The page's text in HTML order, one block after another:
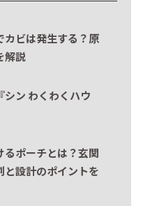
カビは発生する？原
解説
シン わくわくハウ
るポーチとは？玄関
と設計のポイントを